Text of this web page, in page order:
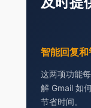
智能回复
这两项功能
解 Gmail 如
节省时间。